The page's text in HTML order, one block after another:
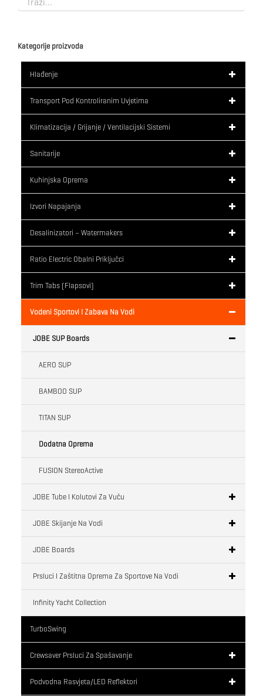
Kategorije proizvoda
Hlađenje
Transport Pod Kontroliranim Uvjetima
Klimatizacija / Grijanje / Ventilacijski Sistemi
Sanitarije
Kuhinjska Oprema
Izvori Napajanja
Desalinizatori – Watermakers
Ratio Electric Obalni Priključci
Trim Tabs (flapsovi)
Vodeni Sportovi I Zabava Na Vodi
JOBE SUP Boards
AERO SUP
BAMBOO SUP
TITAN SUP
Dodatna Oprema
FUSION StereoActive
JOBE Tube I Kolutovi Za Vuču
JOBE Skijanje Na Vodi
JOBE Boards
Prsluci I Zaštitna Oprema Za Sportove Na Vodi
Infinity Yacht Collection
TurboSwing
Crewsaver Prsluci Za Spašavanje
Podvodna Rasvjeta/LED Reflektori